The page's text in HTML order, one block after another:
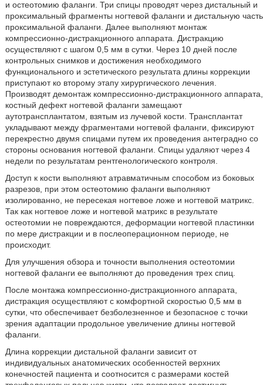
и остеотомию фаланги. Три спицы проводят через дистальный и
проксимальный фрагменты ногтевой фаланги и дистальную часть
проксимальной фаланги. Далее выполняют монтаж
компрессионно-дистракционного аппарата. Дистракцию
осуществляют с шагом 0,5 мм в сутки. Через 10 дней после
контрольных снимков и достижения необходимого
функционального и эстетического результата длины коррекции
приступают ко второму этапу хирургического лечения.
Производят демонтаж компрессионно-дистракционного аппарата,
костный дефект ногтевой фаланги замещают
аутотрансплантатом, взятым из лучевой кости. Трансплантат
укладывают между фрагментами ногтевой фаланги, фиксируют
перекрестно двумя спицами путем их проведения антеградно со
стороны основания ногтевой фаланги. Спицы удаляют через 4
недели по результатам рентгенологического контроля.
Доступ к кости выполняют атравматичным способом из боковых
разрезов, при этом остеотомию фаланги выполняют
изолированно, не пересекая ногтевое ложе и ногтевой матрикс.
Так как ногтевое ложе и ногтевой матрикс в результате
остеотомии не повреждаются, деформации ногтевой пластинки
по мере дистракции и в послеоперационном периоде, не
происходит.
Для улучшения обзора и точности выполнения остеотомии
ногтевой фаланги ее выполняют до проведения трех спиц.
После монтажа компрессионно-дистракционного аппарата,
дистракция осуществляют с комфортной скоростью 0,5 мм в
сутки, что обеспечивает безболезненное и безопасное с точки
зрения адаптации продольное увеличение длины ногтевой
фаланги.
Длина коррекции дистальной фаланги зависит от
индивидуальных анатомических особенностей верхних
конечностей пациента и соотносится с размерами костей